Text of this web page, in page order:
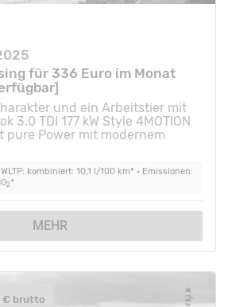
für 336 Euro im Monat
und ein Arbeitstier mit
3.0 TDI 177 kW Style 4MOTION
pure Power mit modernem
kombiniert: 10,1 l/100 km* • Emissionen:
2*
MEHR
€ brutto